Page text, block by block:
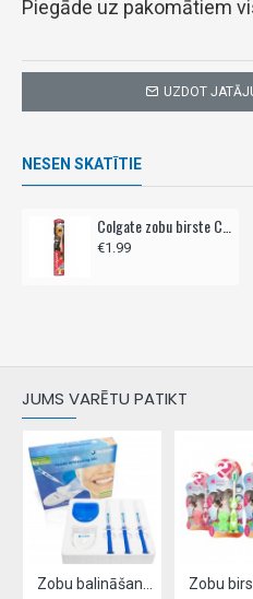
UZDOT
Piegāde uz pakomātiem
NESEN SKATĪTIE
€1.99
JUMS VARĒTU PATIKT